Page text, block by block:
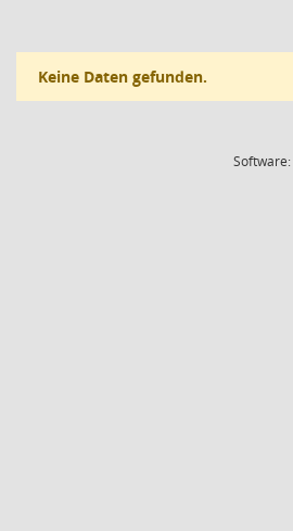
Keine Daten gefunden.
Software: